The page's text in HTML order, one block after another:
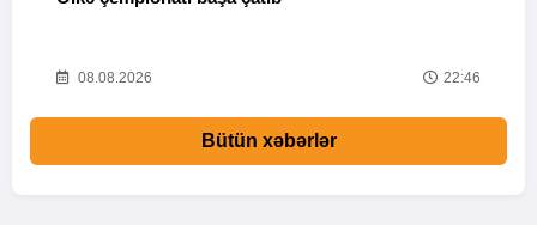
08.08.2026 22:46
Bütün xəbərlər